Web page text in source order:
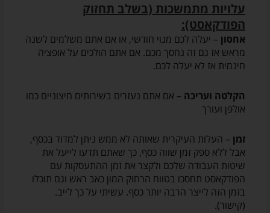
עלויות מתמשכות (בשלב תחזוק
הפודקאסט):
אחסון – יעלה לכם מנוי חודשי, או אם אתם משלמים לשנה
מראש אז גם זה נחסך מכם. אם אתם הולכים על אופציה
חינמית אז לא יעלה לכם.
הקלטה ועריכה – אם אתם נעזרים בשירותים חיצוניים כמו
אולפן ועורך
זמן – העלות העיקרית שאותה לא ממש ניתן למדוד בכסף,
אבל ללא ספק זמן שווה כסף, כך שאתם תדעו לייעל את
שיטות העבודה שלכם ולקצר את זמן ההתעסקות עם
הפודקאסט תחסכו בטווח הרחוק המון כאב ראש וגם תוכלו
בזמן הזה לייצר הרבה יותר כסף. עשיתי על כך לייב.
(קישור).